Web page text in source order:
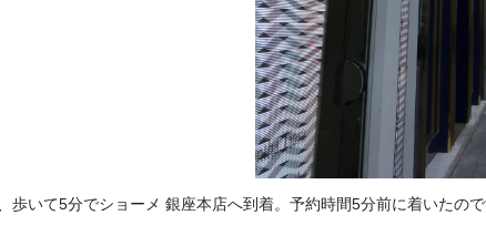
歩いて5分でショーメ 銀座本店へ到着。予約時間5分前に着いたの